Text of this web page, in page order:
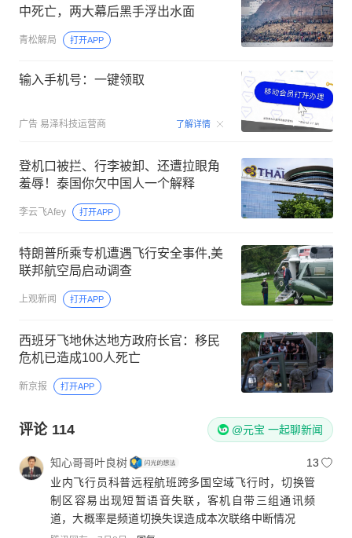
中死亡，两大幕后黑手浮出水面
青松解局 打开APP
输入手机号：一键领取
广告 易泽科技运营商 了解详情 00:15
登机口被拦、行李被卸、还遭拉眼角
羞辱！泰国你欠中国人一个解释
李云飞Afey 打开APP
特朗普所乘专机遭遇飞行安全事件,美
联邦航空局启动调查
上观新闻 打开APP
西班牙飞地休达地方政府长官：移民
危机已造成100人死亡
新京报 打开APP
评论 114 @元宝 一起聊新闻
知心哥哥叶良树
13
业内飞行员科普远程航班跨多国空域飞行时，切换管
制区容易出现短暂语音失联，客机自带三组通讯频
道，大概率是频道切换失误造成本次联络中断情况